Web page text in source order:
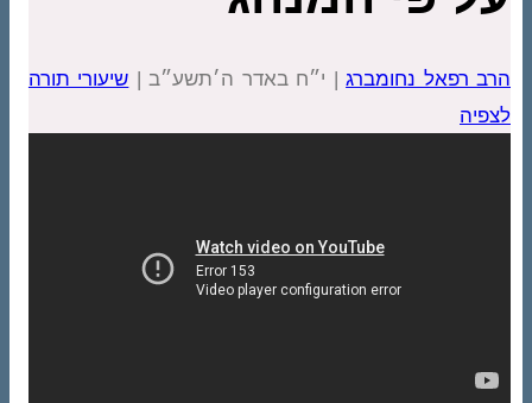
הרב רפאל נחומברג| י״ח באדר ה׳תשע״ב | שיעורי תורה
לצפיה